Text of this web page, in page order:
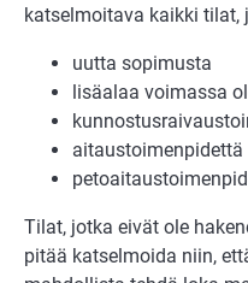
katselmoitava kaikki tilat,
uutta sopimusta
lisäalaa voimassa
aitaustoimenpidettä
Tilat, jotka eivät ole
pitää katselmoida niin,